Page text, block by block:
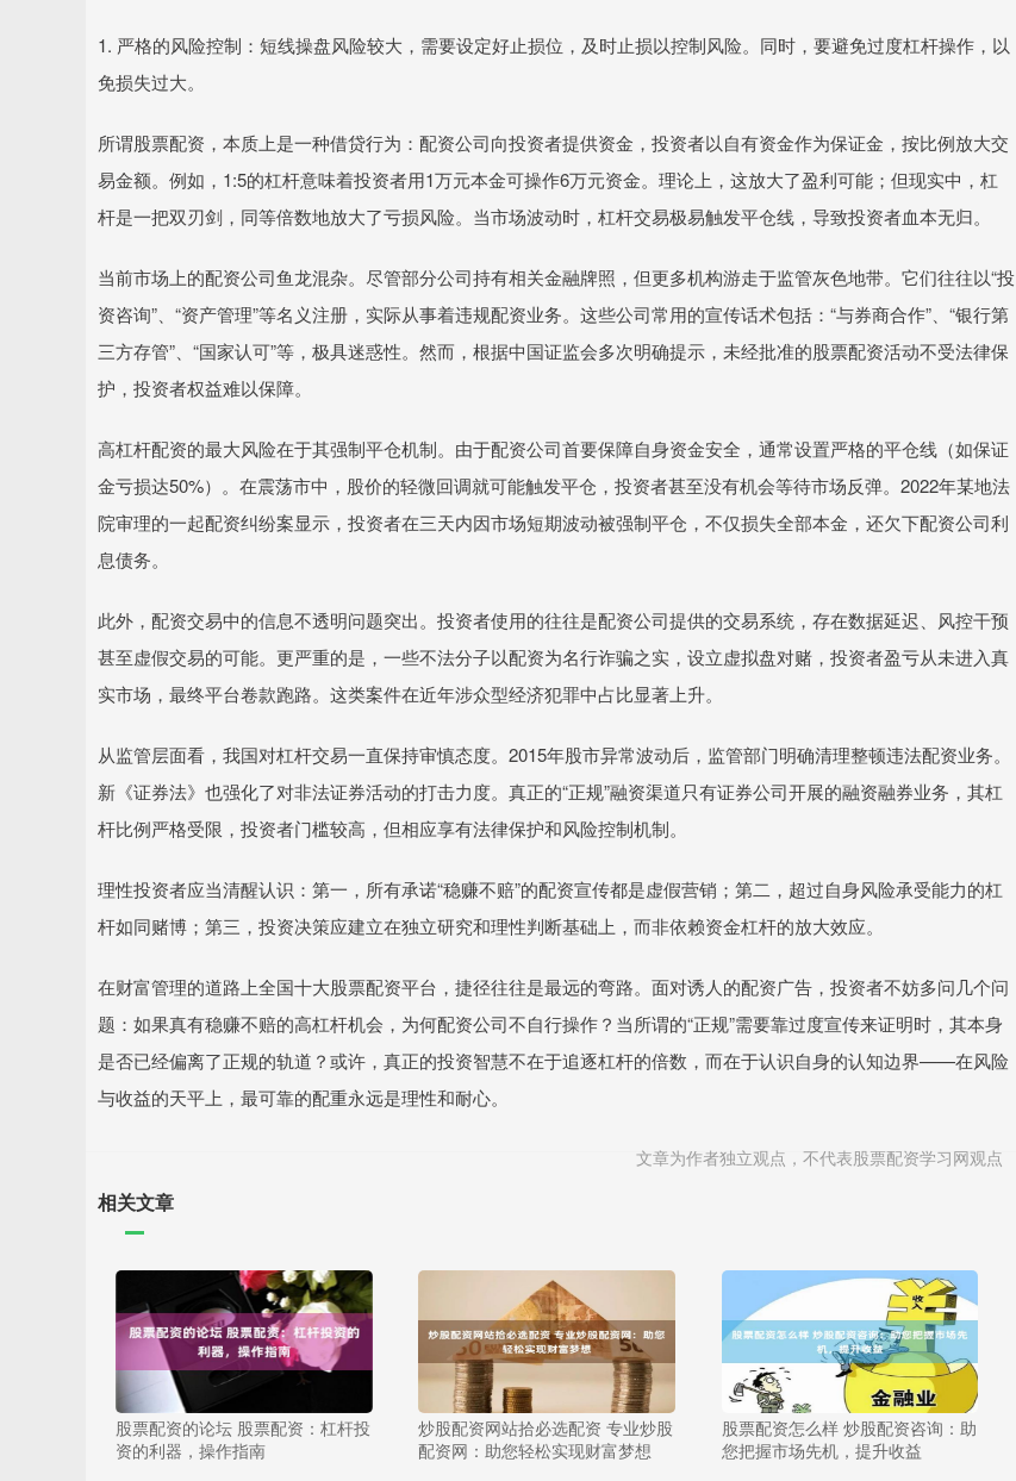
1. 严格的风险控制：短线操盘风险较大，需要设定好止损位，及时止损以控制风险。同时，要避免过度杠杆操作，以
免损失过大。
所谓股票配资，本质上是一种借贷行为：配资公司向投资者提供资金，投资者以自有资金作为保证金，按比例放大交
易金额。例如，1:5的杠杆意味着投资者用1万元本金可操作6万元资金。理论上，这放大了盈利可能；但现实中，杠
杆是一把双刃剑，同等倍数地放大了亏损风险。当市场波动时，杠杆交易极易触发平仓线，导致投资者血本无归。
当前市场上的配资公司鱼龙混杂。尽管部分公司持有相关金融牌照，但更多机构游走于监管灰色地带。它们往往以“投
资咨询”、“资产管理”等名义注册，实际从事着违规配资业务。这些公司常用的宣传话术包括：“与券商合作”、“银行第
三方存管”、“国家认可”等，极具迷惑性。然而，根据中国证监会多次明确提示，未经批准的股票配资活动不受法律保
护，投资者权益难以保障。
高杠杆配资的最大风险在于其强制平仓机制。由于配资公司首要保障自身资金安全，通常设置严格的平仓线（如保证
金亏损达50%）。在震荡市中，股价的轻微回调就可能触发平仓，投资者甚至没有机会等待市场反弹。2022年某地法
院审理的一起配资纠纷案显示，投资者在三天内因市场短期波动被强制平仓，不仅损失全部本金，还欠下配资公司利
息债务。
此外，配资交易中的信息不透明问题突出。投资者使用的往往是配资公司提供的交易系统，存在数据延迟、风控干预
甚至虚假交易的可能。更严重的是，一些不法分子以配资为名行诈骗之实，设立虚拟盘对赌，投资者盈亏从未进入真
实市场，最终平台卷款跑路。这类案件在近年涉众型经济犯罪中占比显著上升。
从监管层面看，我国对杠杆交易一直保持审慎态度。2015年股市异常波动后，监管部门明确清理整顿违法配资业务。
新《证券法》也强化了对非法证券活动的打击力度。真正的“正规”融资渠道只有证券公司开展的融资融券业务，其杠
杆比例严格受限，投资者门槛较高，但相应享有法律保护和风险控制机制。
理性投资者应当清醒认识：第一，所有承诺“稳赚不赔”的配资宣传都是虚假营销；第二，超过自身风险承受能力的杠
杆如同赌博；第三，投资决策应建立在独立研究和理性判断基础上，而非依赖资金杠杆的放大效应。
在财富管理的道路上全国十大股票配资平台，捷径往往是最远的弯路。面对诱人的配资广告，投资者不妨多问几个问
题：如果真有稳赚不赔的高杠杆机会，为何配资公司不自行操作？当所谓的“正规”需要靠过度宣传来证明时，其本身
是否已经偏离了正规的轨道？或许，真正的投资智慧不在于追逐杠杆的倍数，而在于认识自身的认知边界——在风险
与收益的天平上，最可靠的配重永远是理性和耐心。
文章为作者独立观点，不代表股票配资学习网观点
相关文章
股票配资的论坛 股票配资：杠杆投
资的利器，操作指南
炒股配资网站拾必选配资 专业炒股
配资网：助您轻松实现财富梦想
股票配资怎么样 炒股配资咨询：助
您把握市场先机，提升收益